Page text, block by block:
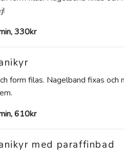
330kr
form filas. Nagelband fixas
610kr
med paraffinbad